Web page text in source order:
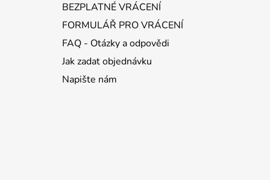
BEZPLATNÉ VRÁCENÍ
FORMULÁŘ PRO VRÁCENÍ
FAQ - Otázky a odpovědi
Jak zadat objednávku
Napište nám